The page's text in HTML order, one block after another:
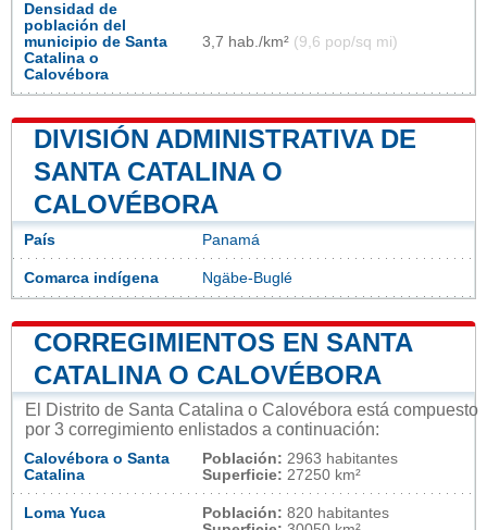
Densidad de
población del
municipio de Santa
Catalina o
Calovébora
3,7 hab./km² (9,6 pop/sq mi)
DIVISIÓN ADMINISTRATIVA DE
SANTA CATALINA O
CALOVÉBORA
País Panamá
Comarca indígena Ngäbe-Buglé
CORREGIMIENTOS EN SANTA
CATALINA O CALOVÉBORA
El Distrito de Santa Catalina o Calovébora está compuesto
por 3 corregimiento enlistados a continuación:
Calovébora o Santa
Catalina
Población: 2963 habitantes
Superficie: 27250 km²
Loma Yuca Población: 820 habitantes